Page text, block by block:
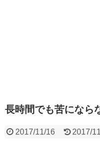
長時間でも苦になら
2017/11/16 2017/